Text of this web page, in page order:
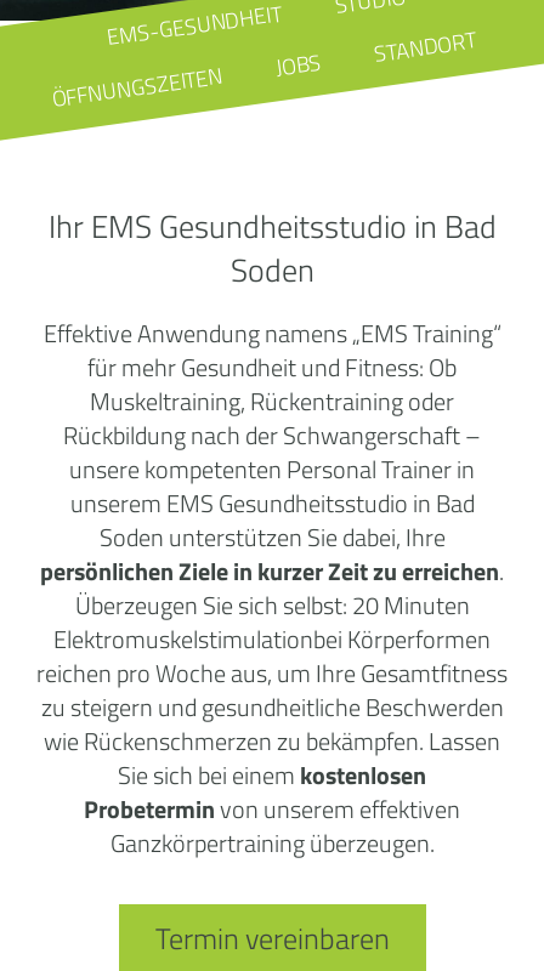
EMS-GESUNDHEIT
ÖFFNUNGSZEITEN JOBS STANDORT
Ihr EMS Gesundheitsstudio in Bad
Soden
Effektive Anwendung namens „EMS Training“
für mehr Gesundheit und Fitness: Ob
Muskeltraining, Rückentraining oder
Rückbildung nach der Schwangerschaft –
unsere kompetenten Personal Trainer in
unserem EMS Gesundheitsstudio in Bad
Soden unterstützen Sie dabei, Ihre
persönlichen Ziele in kurzer Zeit zu erreichen.
Überzeugen Sie sich selbst: 20 Minuten
Elektromuskelstimulationbei Körperformen
reichen pro Woche aus, um Ihre Gesamtfitness
zu steigern und gesundheitliche Beschwerden
wie Rückenschmerzen zu bekämpfen. Lassen
Sie sich bei einemkostenlosen
Probeterminvon unserem effektiven
Ganzkörpertraining überzeugen.
Termin vereinbaren